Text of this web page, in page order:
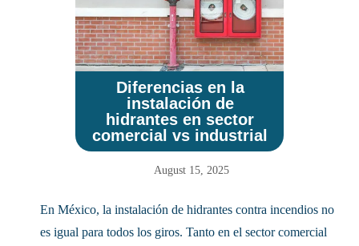
Diferencias en la
instalación de
hidrantes en sector
comercial vs industrial
August 15, 2025
En México, la instalación de hidrantes contra incendios no
es igual para todos los giros. Tanto en el sector comercial